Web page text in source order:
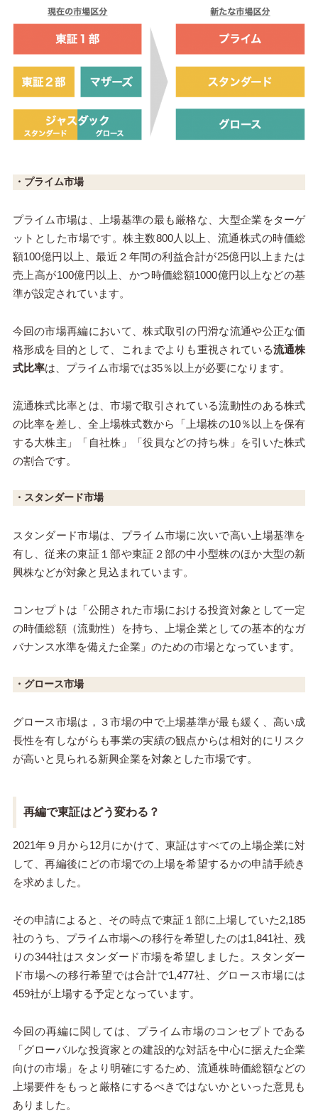
・プライム市場
プライム市場は、上場基準の最も厳格な、大型企業をターゲ
ットとした市場です。株主数800人以上、流通株式の時価総
額100億円以上、最近２年間の利益合計が25億円以上または
売上高が100億円以上、かつ時価総額1000億円以上などの基
準が設定されています。
今回の市場再編において、株式取引の円滑な流通や公正な価
格形成を目的として、これまでよりも重視されている流通株
式比率は、プライム市場では35％以上が必要になります。
流通株式比率とは、市場で取引されている流動性のある株式
の比率を差し、全上場株式数から「上場株の10％以上を保有
する大株主」「自社株」「役員などの持ち株」を引いた株式
の割合です。
・スタンダード市場
スタンダード市場は、プライム市場に次いで高い上場基準を
有し、従来の東証１部や東証２部の中小型株のほか大型の新
興株などが対象と見込まれています。
コンセプトは「公開された市場における投資対象として一定
の時価総額（流動性）を持ち、上場企業としての基本的なガ
バナンス水準を備えた企業」のための市場となっています。
・グロース市場
グロース市場は，３市場の中で上場基準が最も緩く、高い成
長性を有しながらも事業の実績の観点からは相対的にリスク
が高いと見られる新興企業を対象とした市場です。
再編で東証はどう変わる？
2021年９月から12月にかけて、東証はすべての上場企業に対
して、再編後にどの市場での上場を希望するかの申請手続き
を求めました。
その申請によると、その時点で東証１部に上場していた2,185
社のうち、プライム市場への移行を希望したのは1,841社、残
りの344社はスタンダード市場を希望しました。スタンダー
ド市場への移行希望では合計で1,477社、グロース市場には
459社が上場する予定となっています。
今回の再編に関しては、プライム市場のコンセプトである
「グローバルな投資家との建設的な対話を中心に据えた企業
向けの市場」をより明確にするため、流通株時価総額などの
上場要件をもっと厳格にするべきではないかといった意見も
ありました。